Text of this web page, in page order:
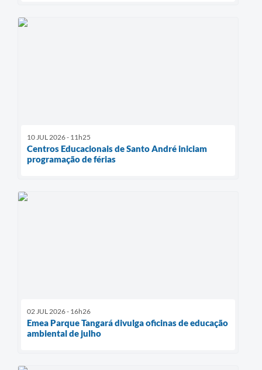
10 JUL 2026 - 11h25
Centros Educacionais de Santo André iniciam
programação de férias
02 JUL 2026 - 16h26
Emea Parque Tangará divulga oficinas de educação
ambiental de julho